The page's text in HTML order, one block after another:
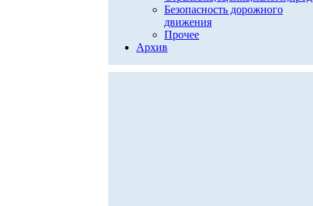
Безопасность дорожного
движения
Прочее
Архив